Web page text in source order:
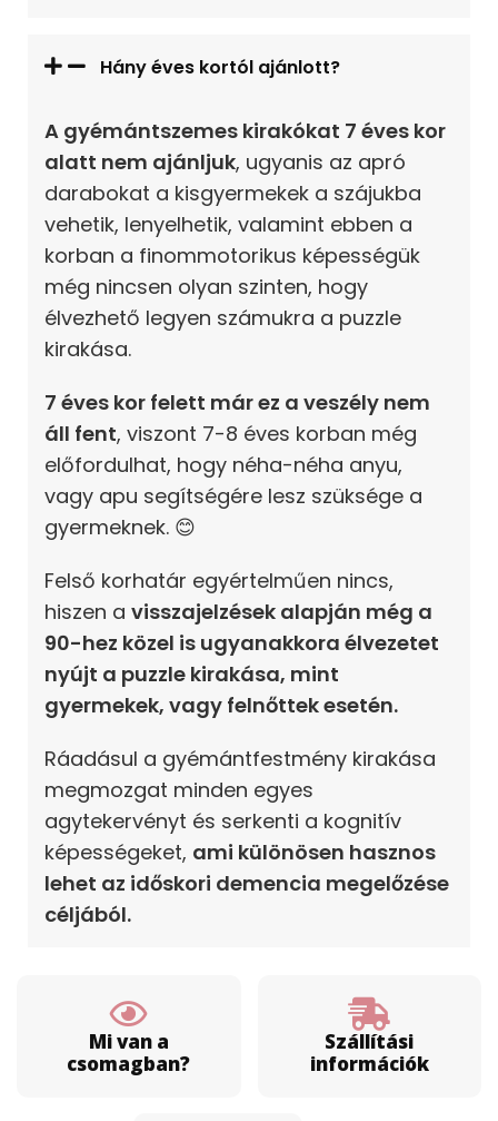
Hány éves kortól ajánlott?
A gyémántszemes kirakókat 7 éves kor
alatt nem ajánljuk, ugyanis az apró
darabokat a kisgyermekek a szájukba
vehetik, lenyelhetik, valamint ebben a
korban a finommotorikus képességük
még nincsen olyan szinten, hogy
élvezhető legyen számukra a puzzle
kirakása.
7 éves kor felett már ez a veszély nem
áll fent, viszont 7-8 éves korban még
előfordulhat, hogy néha-néha anyu,
vagy apu segítségére lesz szüksége a
gyermeknek. 😊
Felső korhatár egyértelműen nincs,
hiszen a visszajelzések alapján még a
90-hez közel is ugyanakkora élvezetet
nyújt a puzzle kirakása, mint
gyermekek, vagy felnőttek esetén.
Ráadásul a gyémántfestmény kirakása
megmozgat minden egyes
agytekervényt és serkenti a kognitív
képességeket, ami különösen hasznos
lehet az időskori demencia megelőzése
céljából.
Mi van a
csomagban?
Szállítási
információk